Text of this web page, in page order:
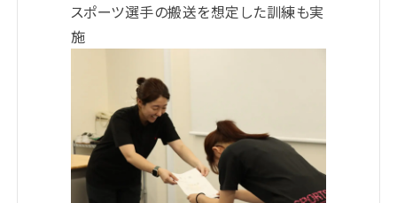
スポーツ選手の搬送を想定した訓練も実
施